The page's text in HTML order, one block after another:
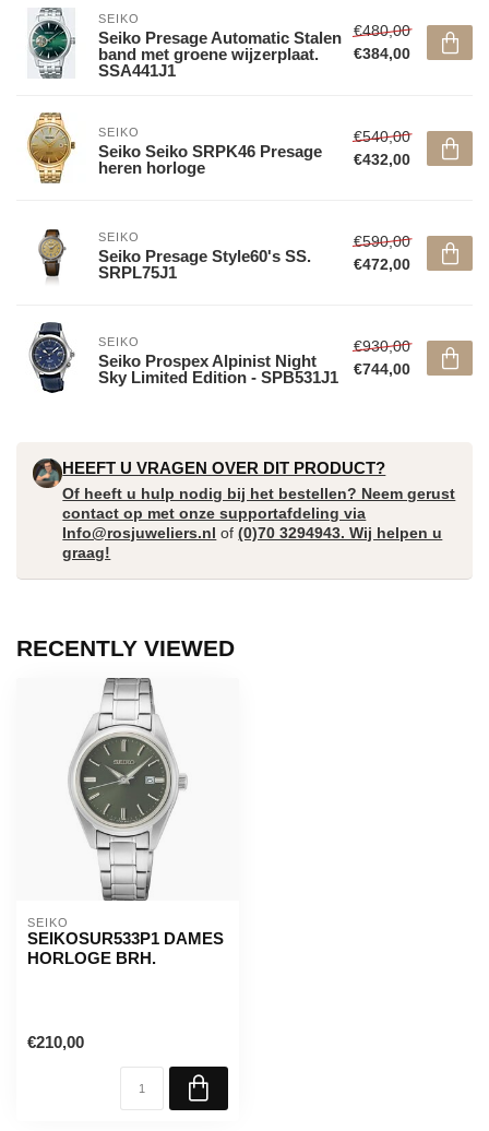
SEIKO
Seiko Presage Automatic Stalen
band met groene wijzerplaat.
SSA441J1
€480,00
€384,00
SEIKO
Seiko Seiko SRPK46 Presage
heren horloge
€540,00
€432,00
SEIKO
Seiko Presage Style60's SS.
SRPL75J1
€590,00
€472,00
SEIKO
Seiko Prospex Alpinist Night
Sky Limited Edition - SPB531J1
€930,00
€744,00
HEEFT U VRAGEN OVER DIT PRODUCT?
Of heeft u hulp nodig bij het bestellen? Neem gerust
contact op met onze supportafdeling via
Info@rosjuweliers.nl of(0)70 3294943. Wij helpen u
graag!
RECENTLY VIEWED
SEIKO
SEIKOSUR533P1 DAMES
HORLOGE BRH.
€210,00